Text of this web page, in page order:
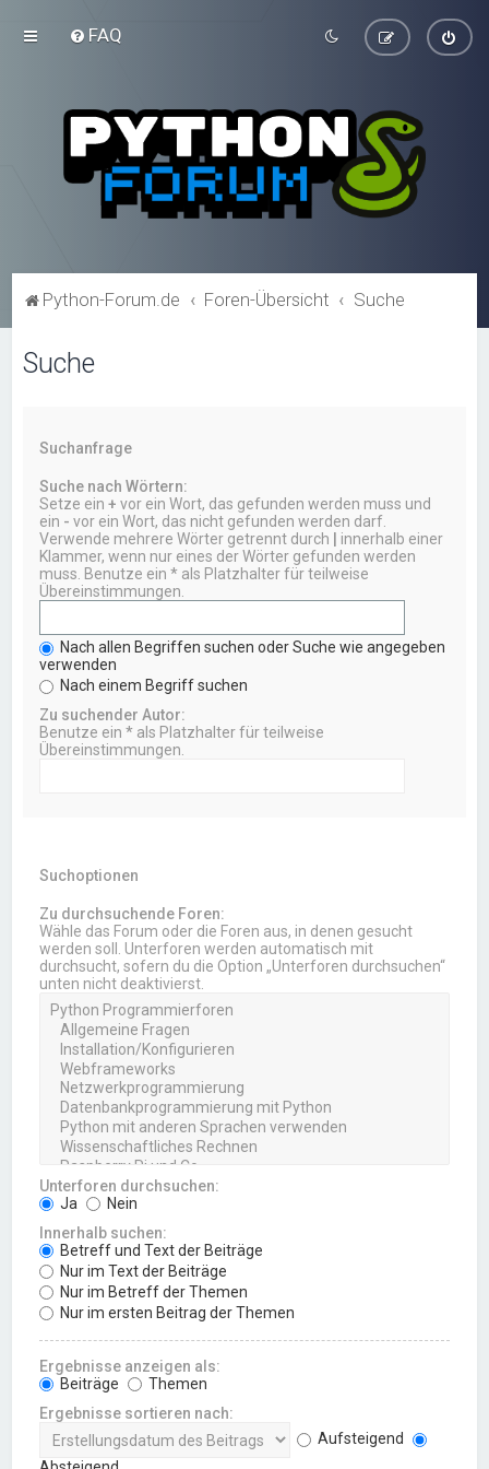
FAQ
Python-Forum.de Foren-Übersicht Suche
Suche
Suchanfrage
Suche nach Wörtern:
Setze ein+ vor ein Wort, das gefunden werden muss und
ein - vor ein Wort, das nicht gefunden werden darf.
Verwende mehrere Wörter getrennt durch
innerhalb einer
Klammer, wenn nur eines der Wörter gefunden werden
muss. Benutze ein * als Platzhalter für teilweise
Übereinstimmungen.
Nach allen Begriffen suchen oder Suche wie angegeben
verwenden
Nach einem Begriff suchen
Zu suchender Autor:
Benutze ein * als Platzhalter für teilweise
Übereinstimmungen.
Suchoptionen
Zu durchsuchende Foren:
Wähle das Forum oder die Foren aus, in denen gesucht
werden soll. Unterforen werden automatisch mit
durchsucht, sofern du die Option „Unterforen durchsuchen“
unten nicht deaktivierst.
Unterforen durchsuchen:
Ja
Nein
Innerhalb suchen:
Betreff und Text der Beiträge
Nur im Text der Beiträge
Nur im Betreff der Themen
Nur im ersten Beitrag der Themen
Ergebnisse anzeigen als:
Beiträge
Themen
Ergebnisse sortieren nach:
Aufsteigend